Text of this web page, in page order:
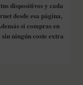
dispositivos y cada
desde esa página,
si compras en
ningún coste extra